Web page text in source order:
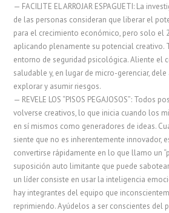
— FACILITE EL ARROJAR ESPAGUETI: La
de las personas consideran que liberar el
para el crecimiento económico, pero solo el
aplicando plenamente su potencial creativo.
entorno de seguridad psicológica. Aliente el
saludable y, en lugar de micro-gerenciar,
explorar y asumir riesgos.
— REVELE LOS “PISOS PEGAJOSOS”: Todos
volverse creativos, lo que inicia cuando los
en sí mismos como generadores de ideas.
siente que no es inherentemente innovador,
convertirse rápidamente en lo que llamo un
suposición auto limitante que puede
un líder consiste en usar la inteligencia
hay integrantes del equipo que
reprimiendo. Ayúdelos a ser conscientes del